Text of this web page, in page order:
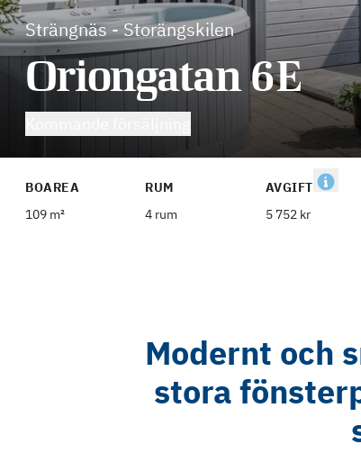
Strängnäs-Storängskilen
Oriongatan 6E
BOAREA
109 m²
RUM
4 rum
AVGIFT
5 752 kr
Modernt och
stora